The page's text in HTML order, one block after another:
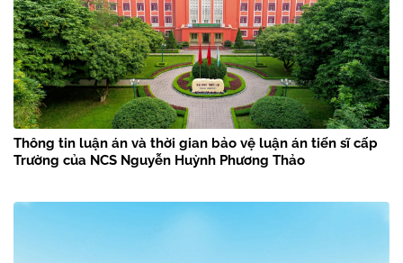
Thông tin luận án và thời gian bảo vệ luận án tiến sĩ cấp
Trường của NCS Nguyễn Huỳnh Phương Thảo